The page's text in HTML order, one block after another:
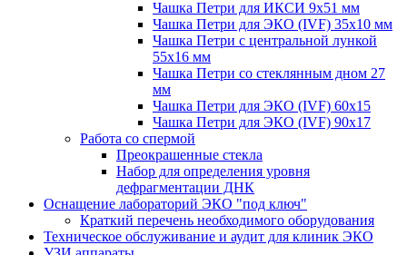
Чашка Петри для ИКСИ 9x51 мм
Чашка Петри для ЭКО (IVF) 35x10 мм
Чашка Петри с центральной лункой
55x16 мм
Чашка Петри со стеклянным дном 27
мм
Чашка Петри для ЭКО (IVF) 60х15
Чашка Петри для ЭКО (IVF) 90х17
Работа со спермой
Преокрашенные стекла
Набор для определения уровня
дефрагментации ДНК
Оснащение лабораторий ЭКО "под ключ"
Краткий перечень необходимого оборудования
Техническое обслуживание и аудит для клиник ЭКО